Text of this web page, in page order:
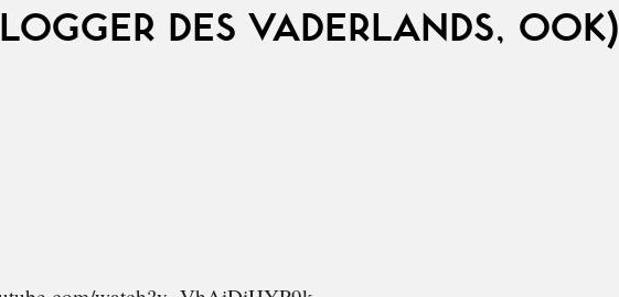
DES VADERLANDS, OOK)